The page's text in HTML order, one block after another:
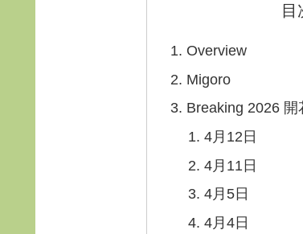
Overview
Migoro
Breaking 2026
4月12日
4月11日
4月5日
4月4日